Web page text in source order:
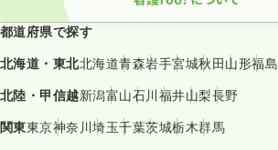
都道府県で探す
北海道・東北北海道青森岩手宮城秋田山形福島
北陸・甲信越新潟富山石川福井山梨長野
関東東京神奈川埼玉千葉茨城栃木群馬